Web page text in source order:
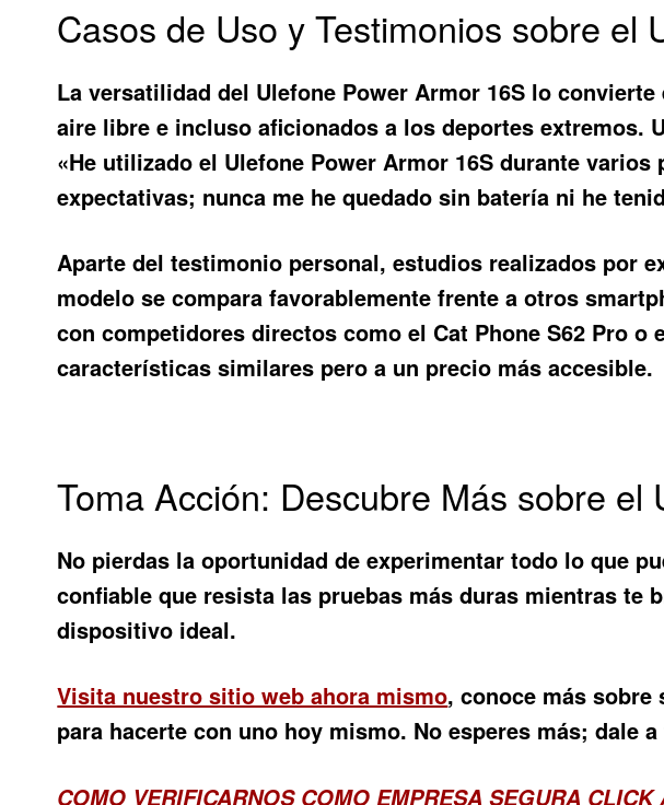
Casos de Uso y Testimonios sobre el
La versatilidad del Ulefone Power Armor 16S lo convierte
aire libre e incluso aficionados a los deportes extremos.
«He utilizado el Ulefone Power Armor 16S durante
expectativas; nunca me he quedado sin batería ni he
Aparte del testimonio personal, estudios realizados por
modelo se compara favorablemente frente a otros
con competidores directos como el Cat Phone S62 Pro o
características similares pero a un precio más accesible.
Toma Acción: Descubre Más sobre
No pierdas la oportunidad de experimentar todo lo que
confiable que resista las pruebas más duras mientras te
dispositivo ideal.
Visita nuestro sitio web ahora mismo, conoce más
para hacerte con uno hoy mismo. No esperes más; dale
COMO VERIFICARNOS COMO EMPRESA SEGURA CLICK